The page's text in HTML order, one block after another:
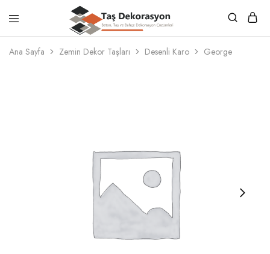
Taş
Dekorasyon
Beton,
Taş
Ana Sayfa Zemin Dekor Taşları Desenli Karo George